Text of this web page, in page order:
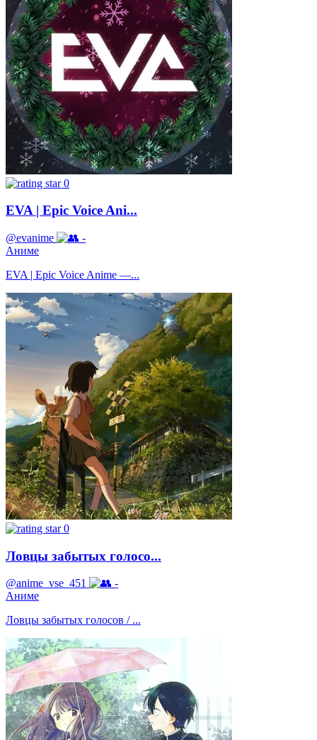
0
EVA | Epic Voice Ani...
@evanime
-
Аниме
EVA | Epic Voice Anime —...
0
Ловцы забытых голосо...
@anime_vse_451
-
Аниме
Ловцы забытых голосов / ...